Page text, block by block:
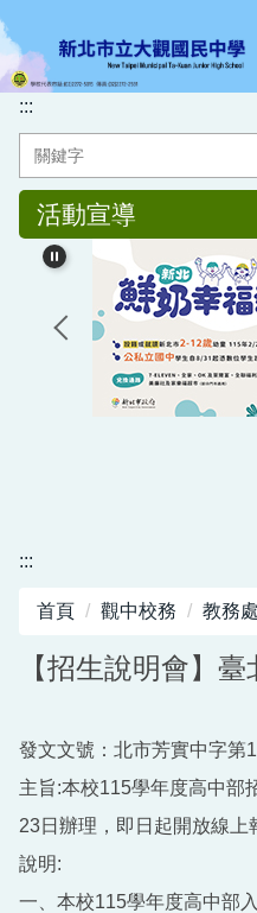
到
主
要
內
區
:::
活動宣導
:::
首頁 觀中校務 教務處
【招生說明會】
發文文號：北市芳實中字第
主旨:本校115學年度高中部
23日辦理，即日起開放線上
說明:
一、本校115學年度高中部